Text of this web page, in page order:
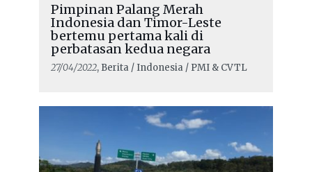
Pimpinan Palang Merah
Indonesia dan Timor-Leste
bertemu pertama kali di
perbatasan kedua negara
27/04/2022, Berita / Indonesia / PMI & CVTL